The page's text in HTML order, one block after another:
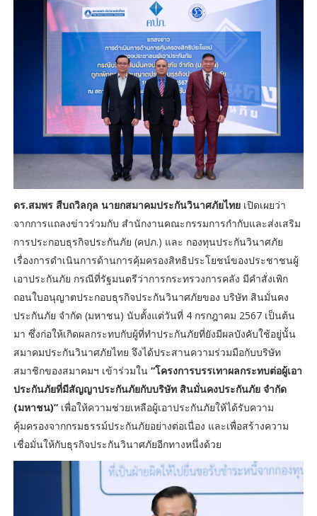
ดร.สมพร สืบถวิลกุล นายกสมาคมประกันวินาศภัยไทยเปิดเผยว่า
จากการแถลงข่าวร่วมกับ สำนักงานคณะกรรมการกำกับและส่งเสริม
การประกอบธุรกิจประกันภัย (คปภ.) และ กองทุนประกันวินาศภัย
เรื่องการดำเนินการด้านการคุ้มครองสิทธิประโยชน์ของประชาชนผู้
เอาประกันภัย กรณีที่รัฐมนตรีว่าการกระทรวงการคลัง มีคำสั่งเพิก
ถอนใบอนุญาตประกอบธุรกิจประกันวินาศภัยของ บริษัท สินมั่นคง
ประกันภัย จำกัด (มหาชน) นับตั้งแต่วันที่ 4 กรกฎาคม 2567 เป็นต้น
มา ซึ่งก่อให้เกิดผลกระทบกับผู้ที่ทำประกันภัยที่ยังมีผลบังคับใช้อยู่นั้น
สมาคมประกันวินาศภัยไทย จึงได้ประสานความร่วมมือกับบริษัท
สมาชิกของสมาคมฯ เข้าร่วมใน “โครงการบรรเทาผลกระทบต่อผู้เอา
ประกันภัยที่มีสัญญาประกันภัยกับบริษัท สินมั่นคงประกันภัย จำกัด
(มหาชน)”เพื่อให้ความช่วยเหลือผู้เอาประกันภัยให้ได้รับความ
คุ้มครองจากกรมธรรม์ประกันภัยอย่างต่อเนื่อง และเพื่อสร้างความ
เชื่อมั่นให้กับธุรกิจประกันวินาศภัยอีกทางหนึ่งด้วย